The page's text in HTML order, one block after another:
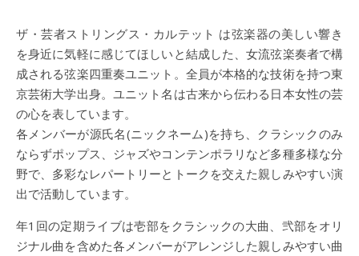
ザ・芸者ストリングス・カルテット は弦楽器の美しい響き
を身近に気軽に感じてほしいと結成した、女流弦楽奏者で構
成される弦楽四重奏ユニット。全員が本格的な技術を持つ東
京芸術大学出身。ユニット名は古来から伝わる日本女性の芸
の心を表しています。
各メンバーが源氏名(ニックネーム)を持ち、クラシックのみ
ならずポップス、ジャズやコンテンポラリなど多種多様な分
野で、多彩なレパートリーとトークを交えた親しみやすい演
出で活動しています。
年1回の定期ライブは壱部をクラシックの大曲、弐部をオリ
ジナル曲を含めた各メンバーがアレンジした親しみやすい曲